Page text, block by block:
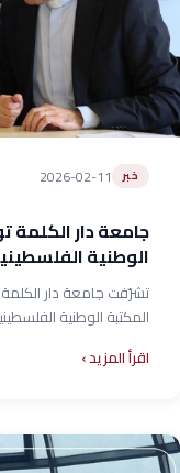
خبر 2026-02-11
جامعة دار
الوطنية
تشرّفت جامعة دار الكلمة
المكتبة الوطنية
اقرأ المزيد